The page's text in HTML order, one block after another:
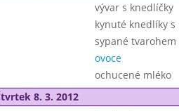
vývar s knedlíčky
kynuté knedlíky
sypané tvarohem
ovoce
ochucené mléko
8. 3. 2012